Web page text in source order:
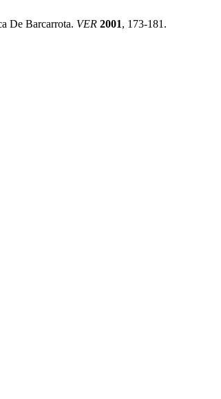
De Barcarrota. VER 2001, 173-181.